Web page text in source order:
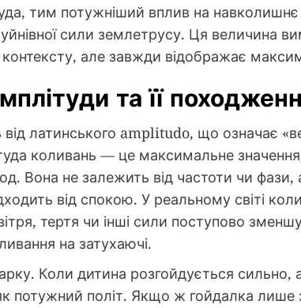
тим потужніший вплив на
сили землетрусу. Ця величина
контексту, але завжди відображає
та її
від латинського amplitudo, що означає
коливань — це максимальне
Вона не залежить від частоти чи
від спокою. У реальному світі
тертя чи інші сили поступово
на затухаючі.
Коли дитина розгойдується сильно,
потужний політ. Якщо ж гойдалка лише